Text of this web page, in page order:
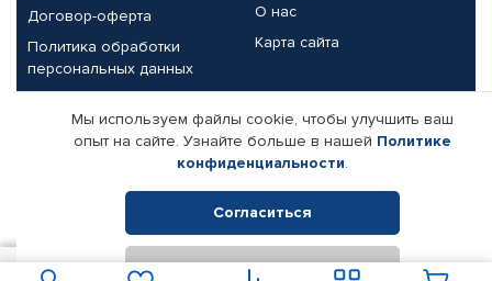
Договор-оферта
Политика обработки
персональных данных
О нас
Карта сайта
Партнерам
Корпоративным клиентам
Поставщикам
Реквизиты компании
© КАМАЗ ЦЕНТР ДОНЕЦК, 2015-2026. Все права защищены.
Мы используем файлы cookie, чтобы улучшить ваш
опыт на сайте. Узнайте больше в нашей Политике
конфиденциальности.
Согласиться
Отклонить